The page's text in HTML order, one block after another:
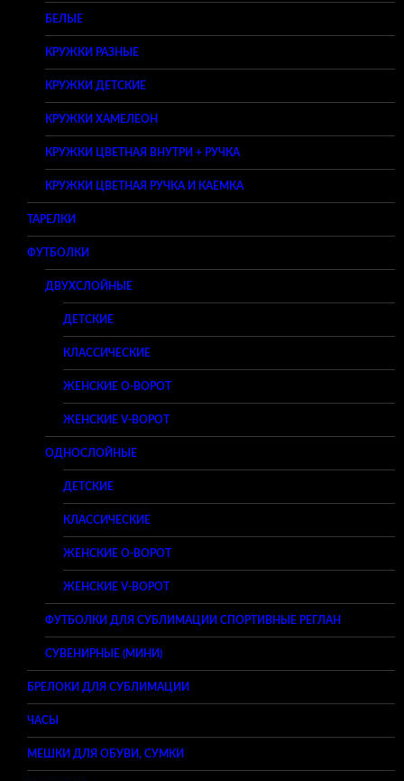
БЕЛЫЕ
КРУЖКИ РАЗНЫЕ
КРУЖКИ ДЕТСКИЕ
КРУЖКИ ХАМЕЛЕОН
КРУЖКИ ЦВЕТНАЯ ВНУТРИ + РУЧКА
КРУЖКИ ЦВЕТНАЯ РУЧКА И КАЕМКА
ТАРЕЛКИ
ФУТБОЛКИ
ДВУХСЛОЙНЫЕ
ДЕТСКИЕ
КЛАССИЧЕСКИЕ
ЖЕНСКИЕ O-ВОРОТ
ЖЕНСКИЕ V-ВОРОТ
ОДНОСЛОЙНЫЕ
ДЕТСКИЕ
КЛАССИЧЕСКИЕ
ЖЕНСКИЕ O-ВОРОТ
ЖЕНСКИЕ V-ВОРОТ
ФУТБОЛКИ ДЛЯ СУБЛИМАЦИИ СПОРТИВНЫЕ РЕГЛАН
СУВЕНИРНЫЕ (МИНИ)
БРЕЛОКИ ДЛЯ СУБЛИМАЦИИ
ЧАСЫ
МЕШКИ ДЛЯ ОБУВИ, СУМКИ